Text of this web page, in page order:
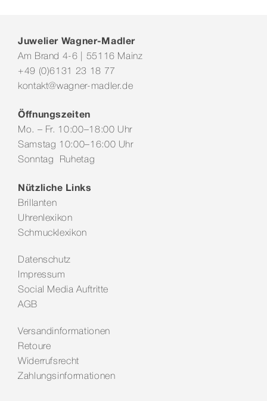
Juwelier Wagner-Madler
Am Brand 4-6 | 55116 Mainz
+49 (0)6131 23 18 77
kontakt@wagner-madler.de
Öffnungszeiten
Mo. – Fr. 10:00–18:00 Uhr
Samstag 10:00–16:00 Uhr
Sonntag Ruhetag
Nützliche Links
Brillanten
Uhrenlexikon
Schmucklexikon
Datenschutz
Impressum
Social Media Auftritte
AGB
Versandinformationen
Retoure
Widerrufsrecht
Zahlungsinformationen